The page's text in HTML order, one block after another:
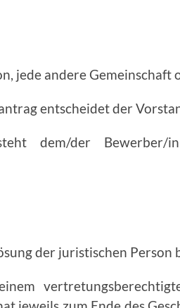
jede an­dere
entscheidet der
dem/der
der juristischen Person